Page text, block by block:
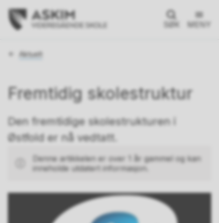
SØK MENY
Du
Aktuelt
Fremtidig skolestruktur
Den fremtidige skolestrukturen i
Østfold er nå vedtatt.
Denne artikkelen er over 1 år gammel og kan
inneholde utdatert informasjon.